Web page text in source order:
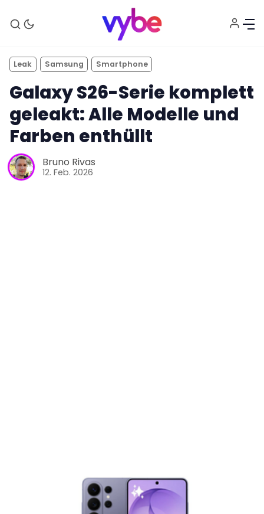
Zusammenarbeit
Leak Samsung Smartphone
Galaxy S26-Serie komplett
geleakt: Alle Modelle und
Farben enthüllt
Bruno Rivas
12. Feb. 2026